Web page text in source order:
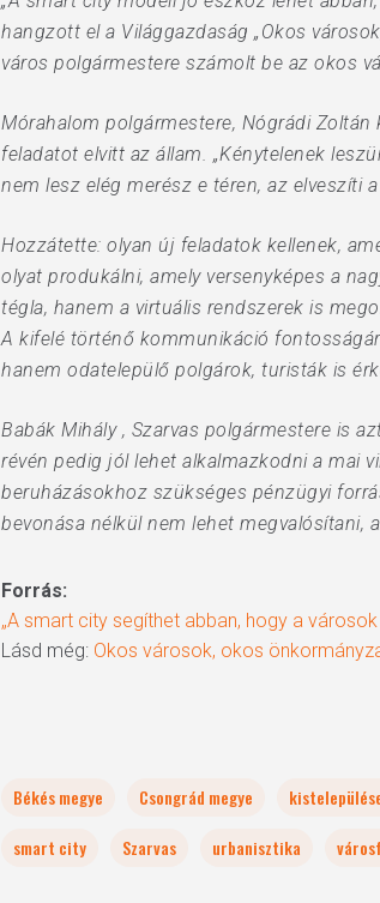
hangzott el a Világgazdaság „Okos
város polgármestere számolt be az okos
Mórahalom polgármestere, Nógrádi
feladatot elvitt az állam. „Kénytelenek
nem lesz elég merész e téren, az elveszíti
Hozzátette: olyan új feladatok kellenek,
olyat produkálni, amely versenyképes a
tégla, hanem a virtuális rendszerek is
A kifelé történő kommunikáció
hanem odatelepülő polgárok, turisták is
Babák Mihály , Szarvas polgármestere is
révén pedig jól lehet alkalmazkodni a mai
beruházásokhoz szükséges pénzügyi
bevonása nélkül nem lehet megvalósítani,
Forrás:
„A smart city segíthet abban, hogy a
Lásd még: Okos városok, okos
Békés megye Csongrád megye
smart city
Szarvas urbanisztika